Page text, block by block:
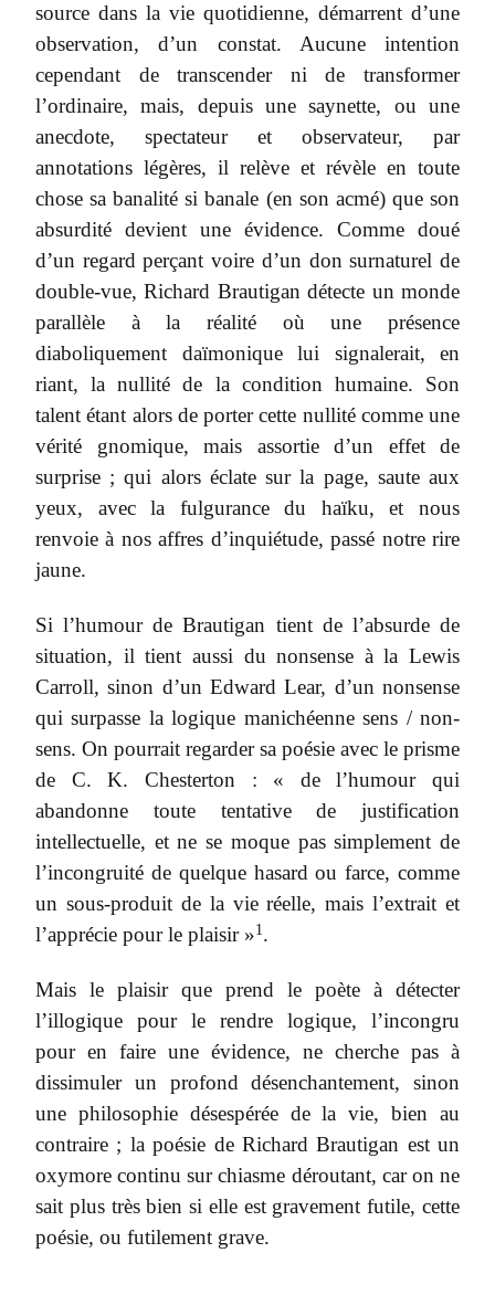
source dans la vie quotidienne, démarrent d’une
observation, d’un constat. Aucune intention
cependant de transcender ni de transformer
l’ordinaire, mais, depuis une saynette, ou une
anecdote, spectateur et observateur, par
annotations légères, il relève et révèle en toute
chose sa banalité si banale (en son acmé) que son
absurdité devient une évidence. Comme doué
d’un regard perçant voire d’un don surnaturel de
double-vue, Richard Brautigan détecte un monde
parallèle à la réalité où une présence
diaboliquement daïmonique lui signalerait, en
riant, la nullité de la condition humaine. Son
talent étant alors de porter cette nullité comme une
vérité gnomique, mais assortie d’un effet de
surprise ; qui alors éclate sur la page, saute aux
yeux, avec la fulgurance du haïku, et nous
renvoie à nos affres d’inquiétude, passé notre rire
jaune.
Si l’humour de Brautigan tient de l’absurde de
situation, il tient aussi du nonsense à la Lewis
Carroll, sinon d’un Edward Lear, d’un nonsense
qui surpasse la logique manichéenne sens / non-
sens. On pourrait regarder sa poésie avec le prisme
de C. K. Chesterton : « de l’humour qui
abandonne toute tentative de justification
intellectuelle, et ne se moque pas simplement de
l’incongruité de quelque hasard ou farce, comme
un sous-produit de la vie réelle, mais l’extrait et
l’apprécie pour le plaisir »1 .
Mais le plaisir que prend le poète à détecter
l’illogique pour le rendre logique, l’incongru
pour en faire une évidence, ne cherche pas à
dissimuler un profond désenchantement, sinon
une philosophie désespérée de la vie, bien au
contraire ; la poésie de Richard Brautigan est un
oxymore continu sur chiasme déroutant, car on ne
sait plus très bien si elle est gravement futile, cette
poésie, ou futilement grave.